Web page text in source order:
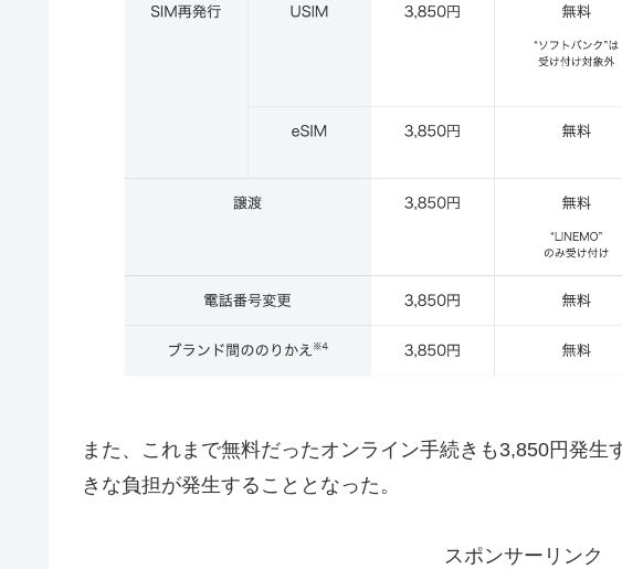
また、これまで無料だったオンライン手続きも3,850円発生
きな負担が発生することとなった。
スポンサーリンク